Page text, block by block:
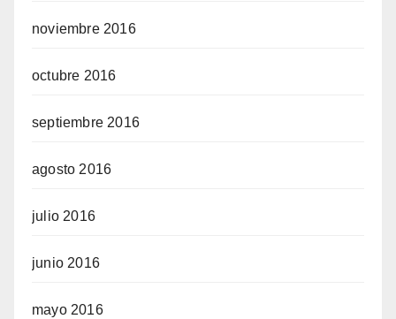
noviembre 2016
octubre 2016
septiembre 2016
agosto 2016
julio 2016
junio 2016
mayo 2016